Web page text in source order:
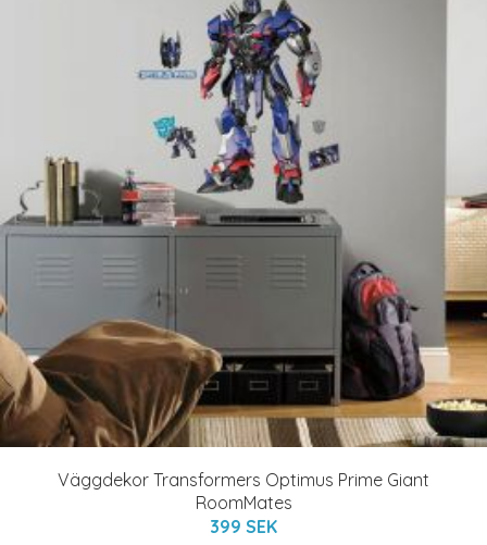
Väggdekor Transformers Optimus Prime Giant
RoomMates
399 SEK